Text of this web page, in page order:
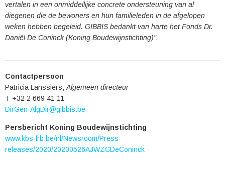
vertalen in een onmiddellijke concrete ondersteuning van al
diegenen die de bewoners en hun familieleden in de afgelopen
weken hebben begeleid. GIBBIS bedankt van harte het Fonds Dr.
Daniël De Coninck (Koning Boudewijnstichting)".
Contactpersoon
Patricia Lanssiers,Algemeen directeur
T +32 2 669 41 11
DirGen-AlgDir@gibbis.be
Persbericht Koning Boudewijnstichting
www.kbs-frb.be/nl/Newsroom/Press-
releases/2020/20200526AJWZCDeConinck